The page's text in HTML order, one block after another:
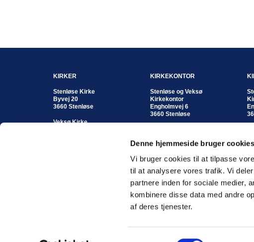
Denne hjemmeside bruger cookies
Vi bruger cookies til at tilpasse
til at analysere vores trafik. Vi
partnere inden for sociale medier,
kombinere disse data med andre
af deres tjenester.
KIRKER
Stenløse Kirke
Byvej 20
3660 Stenløse
Veksø Kirke
KIRKEKONTOR
Stenløse og Veksø
Kirkekontor
Engholmvej 6
3660 Stenløse
kl. 10:00 - 12:00 eller
Koordinerende kordegn
Susan Enghave
Telefon: 4717 1904
Email suse@km.dk
kl.